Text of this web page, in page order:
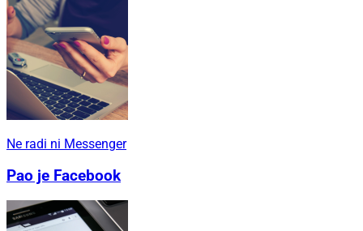
Ne radi ni Messenger
Pao je Facebook